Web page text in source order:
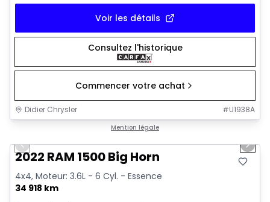
Voir les détails
Consultez l'historique
Commencer votre achat
Didier Chrysler #U1938A
Mention légale
Previous slide Next
2022 RAM 1500 Big Horn
4x4, Moteur: 3.6L - 6 Cyl. - Essence
34 918 km